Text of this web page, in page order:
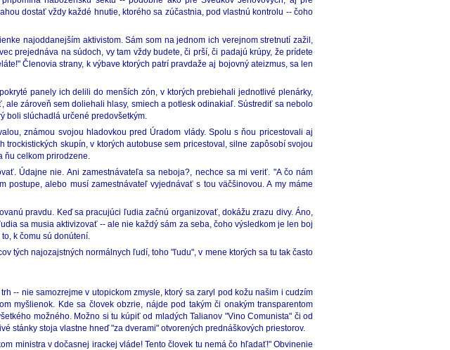
dostať vždy každé hnutie, ktorého sa zúčastnia, pod vlastnú kontrolu -- čoho
najoddanejším aktivistom. Sám som na jednom ich verejnom stretnutí zažil,
prejednáva na súdoch, vy tam vždy budete, či prší, či padajú krúpy, že prídete
Členovia strany, k výbave ktorých patrí pravdaže aj bojovný ateizmus, sa len
panely ich delili do menších zón, v ktorých prebiehali jednotlivé plenárky,
zároveň sem doliehali hlasy, smiech a potlesk odinakiaľ. Sústrediť sa nebolo
boli slúchadlá určené predovšetkým.
známou svojou hladovkou pred Úradom vlády. Spolu s ňou pricestovali aj
skupín, v ktorých autobuse sem pricestoval, silne zapôsobí svojou
ňu celkom prirodzene.
Údajne nie. Ani zamestnávateľa sa neboja?, nechce sa mi veriť. "A čo nám
alebo musí zamestnávateľ vyjednávať s tou väčšinovou. A my máme
pravdu. Keď sa pracujúci ľudia začnú organizovať, dokážu zrazu divy. Áno,
sa musia aktivizovať -- ale nie každý sám za seba, čoho výsledkom je len boj
k čomu sú donútení.
tých najozajstných normálnych ľudí, toho "ľudu", v mene ktorých sa tu tak často
-- nie samozrejme v utopickom zmysle, ktorý sa zaryl pod kožu našim i cudzím
myšlienok. Kde sa človek obzrie, nájde pod takým či onakým transparentom
možného. Možno si tu kúpiť od mladých Talianov "Vino Comunista" či od
stánky stoja vlastne hneď "za dverami" otvorených prednáškových priestorov.
ministra v dočasnej irackej vláde! Tento človek tu nemá čo hľadať!" Obvinenie